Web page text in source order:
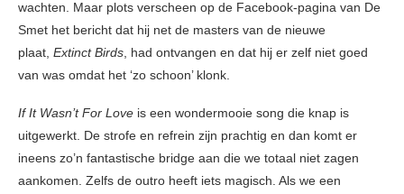
wachten. Maar plots verscheen op de Facebook-pagina van De
Smet het bericht dat hij net de masters van de nieuwe
plaat, Extinct Birds , had ontvangen en dat hij er zelf niet goed
van was omdat het ‘zo schoon’ klonk.
If It Wasn’t For Love is een wondermooie song die knap is
uitgewerkt. De strofe en refrein zijn prachtig en dan komt er
ineens zo’n fantastische bridge aan die we totaal niet zagen
aankomen. Zelfs de outro heeft iets magisch. Als we een